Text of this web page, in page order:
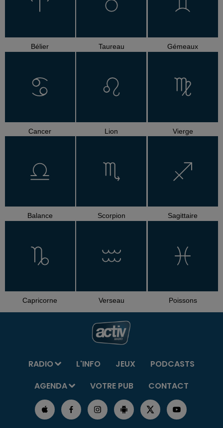
Bélier Taureau Gémeaux
Cancer Lion Vierge
Balance Scorpion Sagittaire
Capricorne Verseau Poissons
RADIO L'INFO JEUX
PODCASTS
AGENDA
VOTRE PUB CONTACT